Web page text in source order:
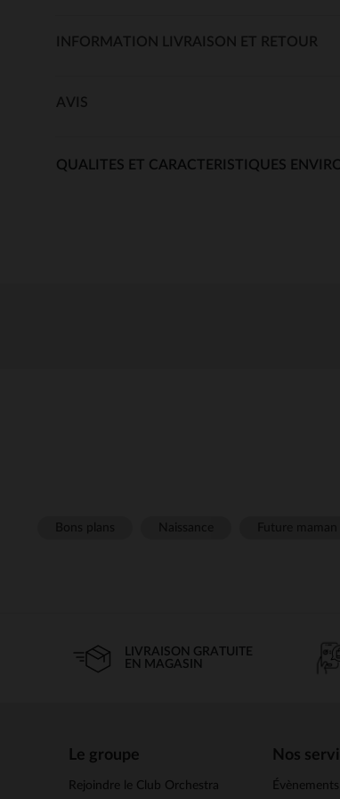
INFORMATION LIVRAISON ET RETOUR
AVIS
QUALITES ET CARACTERISTIQUES
LIVRAISON GRATUITE
EN MAGASIN
Le groupe
Rejoindre le Club Orchestra
Nos
Évènements